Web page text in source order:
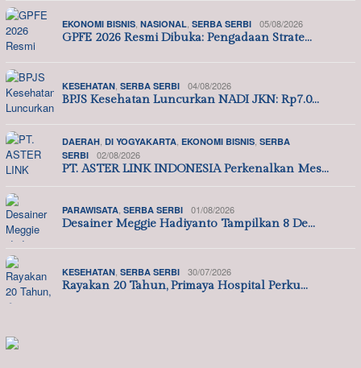
EKONOMI BISNIS NASIONAL SERBA SERBI 05/08/2026
GPFE 2026 Resmi Dibuka: Pengadaan Strate…
KESEHATAN SERBA SERBI 04/08/2026
BPJS Kesehatan Luncurkan NADI JKN: Rp7.0…
DAERAH DI YOGYAKARTA EKONOMI BISNIS SERBA
SERBI
02/08/2026
PT. ASTER LINK INDONESIA Perkenalkan Mes…
PARAWISATA SERBA SERBI 01/08/2026
Desainer Meggie Hadiyanto Tampilkan 8 De…
KESEHATAN SERBA SERBI 30/07/2026
Rayakan 20 Tahun, Primaya Hospital Perku…